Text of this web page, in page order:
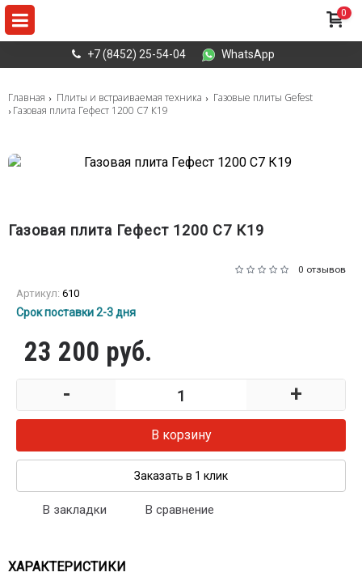
+7 (8452) 25-54-04 WhatsApp
0
Главная Плиты и встраиваемая техника
Газовые плиты Gefest
Газовая плита Гефест 1200 C7 К19
Газовая плита Гефест 1200 C7 К19
0 отзывов
Артикул: 610
Срок поставки 2-3 дня
23 200 руб.
- +
В корзину
Заказать в 1 клик
В закладки В сравнение
ХАРАКТЕРИСТИКИ